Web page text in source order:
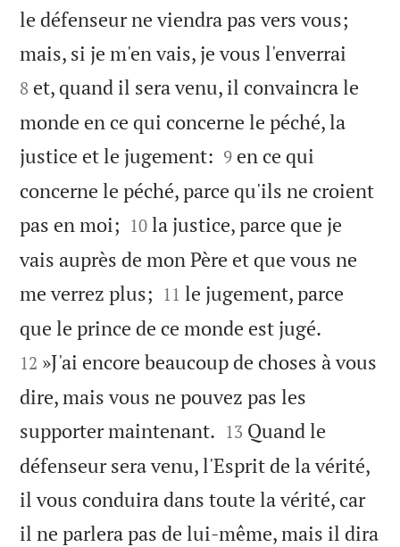
le défenseur ne viendra pas vers vous;
mais, si je m'en vais, je vous l'enverrai
8 et, quand il sera venu, il convaincra le
monde en ce qui concerne le péché, la
justice et le jugement: 

9 en ce qui
concerne le péché, parce qu'ils ne croient
pas en moi; 

10 la justice, parce que je
vais auprès de mon Père et que vous ne
me verrez plus; 

11 le jugement, parce
que le prince de ce monde est jugé.
12 »J'ai encore beaucoup de choses à vous
dire, mais vous ne pouvez pas les
supporter maintenant. 

13 Quand le
défenseur sera venu, l'Esprit de la vérité,
il vous conduira dans toute la vérité, car
il ne parlera pas de lui-même, mais il dira